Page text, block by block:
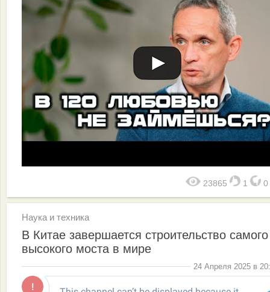
23865 1 0
Наука и техника
В Китае завершается строительство самого
высокого моста в мире
24 Апреля 2025 в